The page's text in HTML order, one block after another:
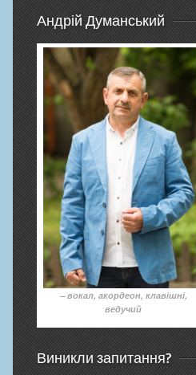
Андрій Думанський
– вокал, акордеон, клавішні,
ведучий
Виникли запитання?